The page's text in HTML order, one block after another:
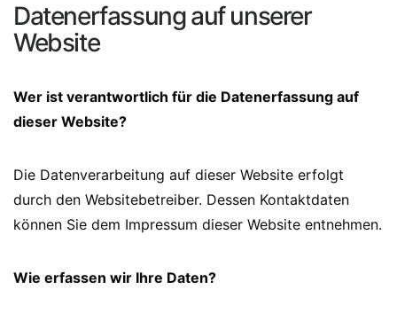
Datenerfassung auf unserer
Website
Wer ist verantwortlich für die Datenerfassung auf
dieser Website?
Die Datenverarbeitung auf dieser Website erfolgt
durch den Websitebetreiber. Dessen Kontaktdaten
können Sie dem Impressum dieser Website entnehmen.
Wie erfassen wir Ihre Daten?